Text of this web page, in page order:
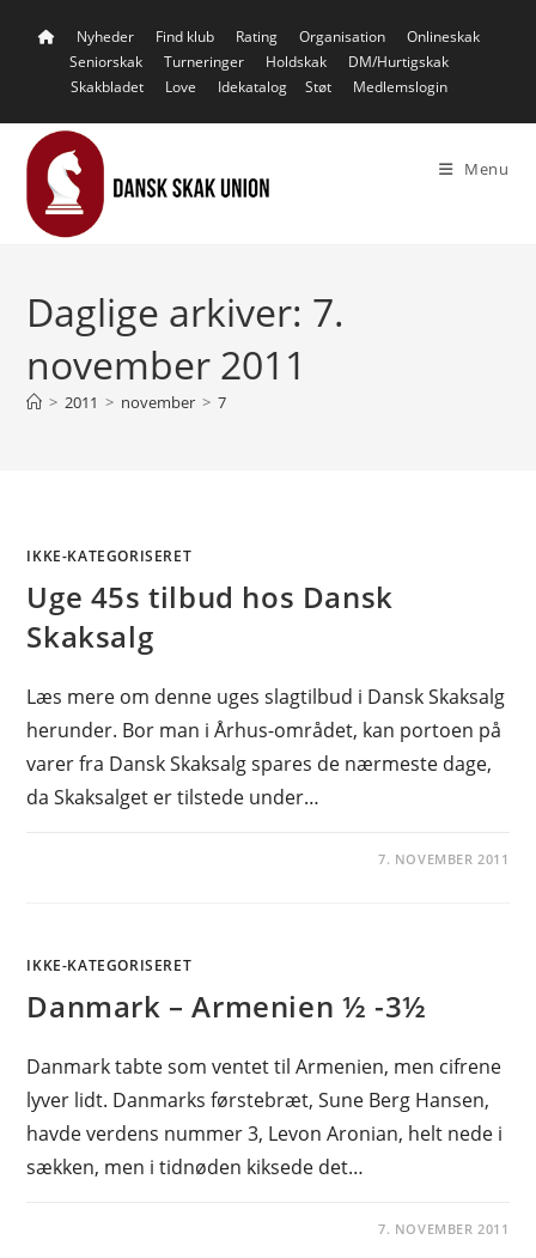
Nyheder Find klub Rating Organisation
Onlineskak
Seniorskak
Turneringer Holdskak
DM/Hurtigskak
Skakbladet
Love Idekatalog Støt Medlemslogin
Menu
Daglige arkiver: 7.
november 2011
> 2011 > november > 7
IKKE-KATEGORISERET
Uge 45s tilbud hos Dansk
Skaksalg
Læs mere om denne uges slagtilbud i Dansk Skaksalg
herunder. Bor man i Århus-området, kan portoen på
varer fra Dansk Skaksalg spares de nærmeste dage,
da Skaksalget er tilstede under…
7. NOVEMBER 2011
IKKE-KATEGORISERET
Danmark – Armenien ½ -3½
Danmark tabte som ventet til Armenien, men cifrene
lyver lidt. Danmarks førstebræt, Sune Berg Hansen,
havde verdens nummer 3, Levon Aronian, helt nede i
sækken, men i tidnøden kiksede det…
7. NOVEMBER 2011